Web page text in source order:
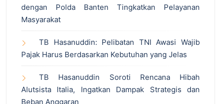
dengan Polda Banten Tingkatkan Pelayanan
Masyarakat
TB Hasanuddin: Pelibatan TNI Awasi Wajib
Pajak Harus Berdasarkan Kebutuhan yang Jelas
TB Hasanuddin Soroti Rencana Hibah
Alutsista Italia, Ingatkan Dampak Strategis dan
Beban Anggaran